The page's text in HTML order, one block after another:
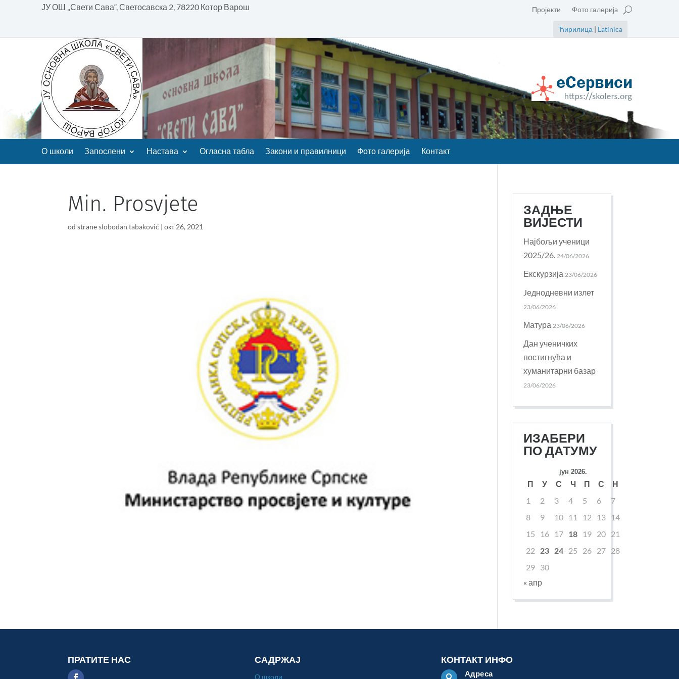
ЈУ ОШ „Свети Сава“, Светосавска 2, 78220 Котор Варош Пројекти Фото галеријa
Ћирилица | Latinica
О школи Запослени Настава Огласна табла Закони и правилници Фото галеријa Контакт
Min. Prosvjete
od straneslobodan tabaković |окт 26, 2021
ЗАДЊЕ
ВИЈЕСТИ
Најбољи ученици
2025/26. 24/06/2026
Екскурзија 23/06/2026
Jеднодневни излет
23/06/2026
Матура 23/06/2026
Дан ученичких
постигнућа и
хуманитарни базар
23/06/2026
ИЗАБЕРИ
ПО ДАТУМУ
јун 2026.
П У С Ч П С
Н
1
2 3 4 5 6
7
8
9 10 11 12 13
14
15
16 17 18 19 20 21
22
23 24 25 26 27 28
29 30
« апр
ПРАТИТЕ НАС САДРЖАЈ
О школи
КОНТАКТ ИНФО
Адреса